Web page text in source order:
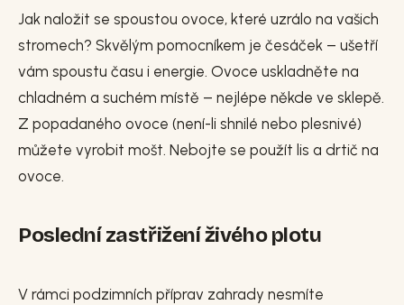
Jak naložit se spoustou ovoce, které uzrálo na vašich
stromech? Skvělým pomocníkem je česáček – ušetří
vám spoustu času i energie. Ovoce uskladněte na
chladném a suchém místě – nejlépe někde ve sklepě.
Z popadaného ovoce (není-li shnilé nebo plesnivé)
můžete vyrobit mošt. Nebojte se použít lis a drtič na
ovoce.
Poslední zastřižení živého plotu
V rámci podzimních příprav zahrady nesmíte